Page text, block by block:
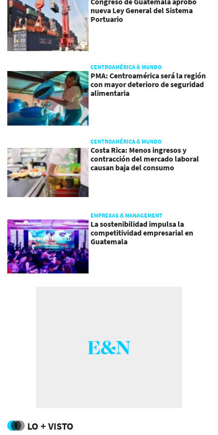
nueva Ley General del Sistema
Portuario
CENTROAMÉRICA & MUNDO
PMA: Centroamérica será la región
con mayor deterioro de seguridad
alimentaria
CENTROAMÉRICA & MUNDO
Costa Rica: Menos ingresos y
contracción del mercado laboral
causan baja del consumo
EMPRESAS & MANAGEMENT
La sostenibilidad impulsa la
competitividad empresarial en
Guatemala
LO + VISTO